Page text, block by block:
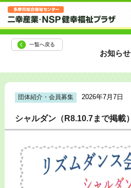
一覧へ戻る
お知らせ
団体紹介・会員募集 2026年7月7日
シャルダン（R8.10.7まで掲載）